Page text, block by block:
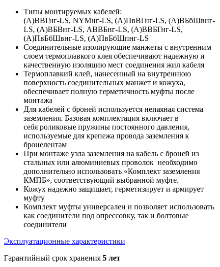
Типы монтируемых кабелей:
(А)ВВГнг-LS, NYMнг-LS, (А)ПвВГнг-LS, (А)ВБбШвнг-
LS, (А)ВБВнг-LS, АВВБнг-LS, (А)ВВБГнг-LS,
(А)ПвБбШвнг-LS, (А)ПвБбШпнг-LS
Соединительные изолирующие манжеты с внутренним
слоем термоплавкого клея обеспечивают надежную и
качественную изоляцию мест соединения жил кабеля
Термоплавкий клей, нанесенный на внутреннюю
поверхность соединительных манжет и кожуха,
обеспечивает полную герметичность муфты после
монтажа
Для кабелей с броней используется непаяная система
заземления. Базовая комплектация включает в
себя роликовые пружины постоянного давления,
используемые для крепежа провода заземления к
бронелентам
При монтаже узла заземления на кабель с броней из
стальных или алюминиевых проволок необходимо
дополнительно использовать «Комплект заземления
КМПБ», соответствующий выбранной муфте.
Кожух надежно защищает, герметизирует и армирует
муфту
Комплект муфты универсален и позволяет использовать
как соединители под опрессовку, так и болтовые
соединители
Эксплуатационные характеристики
Гарантийный срок хранения 5 лет